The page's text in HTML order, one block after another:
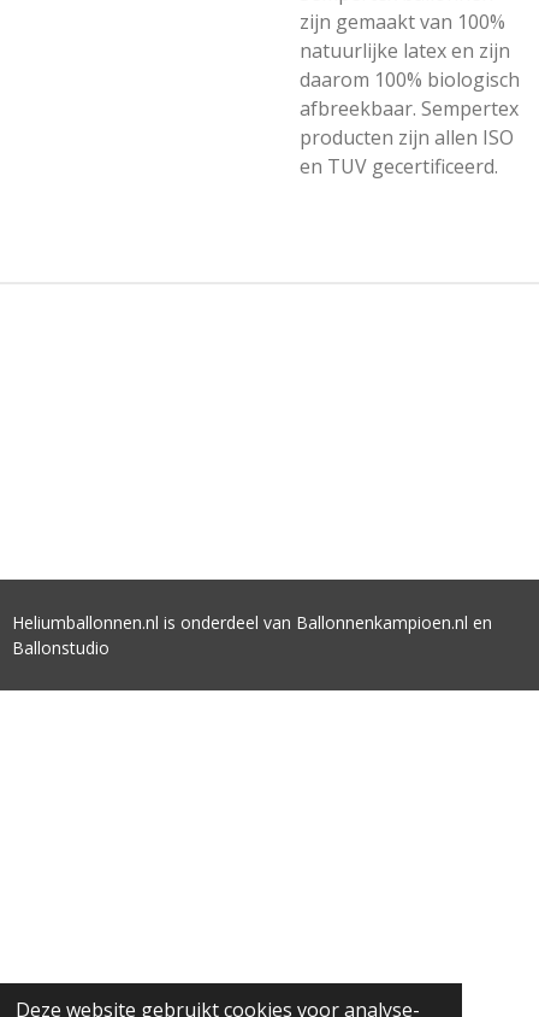
Deze website gebruikt cookies voor analyse-
zijn gemaakt van 100%
natuurlijke latex en zijn
daarom 100% biologisch
afbreekbaar. Sempertex
producten zijn allen ISO
en TUV gecertificeerd.
Heliumballonnen.nl is onderdeel van Ballonnenkampioen.nl en
Ballonstudio